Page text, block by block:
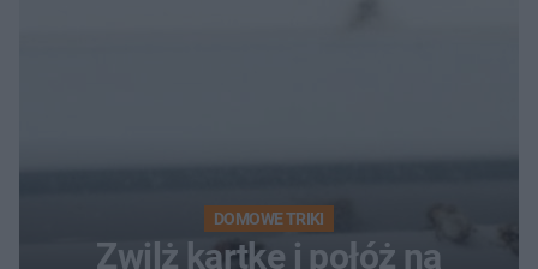
DOMOWE TRIKI
Zwilż kartkę i połóż na